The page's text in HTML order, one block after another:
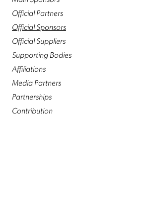
Official Partners
Official Sponsors
Official Suppliers
Supporting Bodies
Affiliations
Media Partners
Partnerships
Contribution